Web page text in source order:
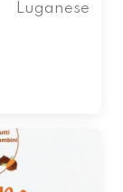
Luganese